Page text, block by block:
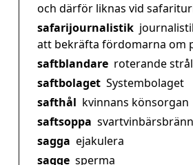
och därför liknas vid
safarijournalistik
att bekräfta fördomarna om
saftblandare roterande
saftbolaget Systembolaget
safthål kvinnans könsorgan
saftsoppa
sagga ejakulera
sagge sperma